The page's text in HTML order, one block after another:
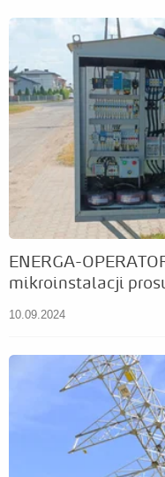
ENERGA-
mikroinstalacji
10.09.2024